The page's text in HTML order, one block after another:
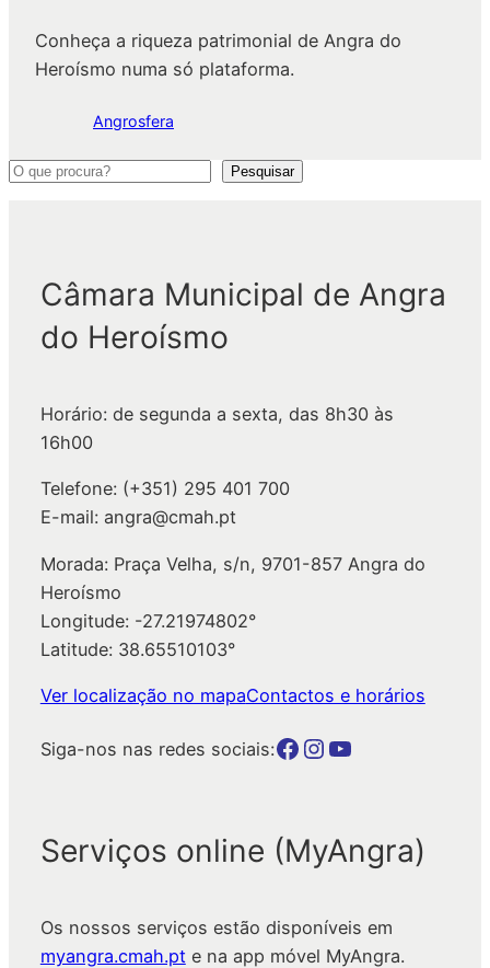
Conheça a riqueza patrimonial de Angra do
Heroísmo numa só plataforma.
Angrosfera
P
Pesquisar
Câmara Municipal de Angra
do Heroísmo
Horário: de segunda a sexta, das 8h30 às
16h00
Telefone: (+351) 295 401 700
E-mail: angra@cmah.pt
Morada: Praça Velha, s/n, 9701-857 Angra do
Heroísmo
Longitude: -27.21974802°
Latitude: 38.65510103°
Ver localização no mapaContactos e horários
Siga-nos nas redes sociais:Botão para a página da autarquia no Facebook Botão para a página da autarquia no Instagram Botão para a página da autarquia no Youtube
Serviços online (MyAngra)
Os nossos serviços estão disponíveis em
myangra.cmah.pte na app móvel MyAngra.